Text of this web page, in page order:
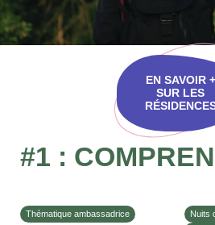
EN SAVOIR +
SUR LES
#1 :
Thématique ambassadrice
Nuits